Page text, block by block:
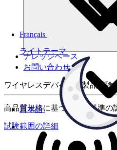
ライトテーマ
Français
日本語
ナレッジベース
お問い合わせ
ワイヤレスデバイスの製品試験
高品質規格に基づく国際基準の
試験範囲の詳細